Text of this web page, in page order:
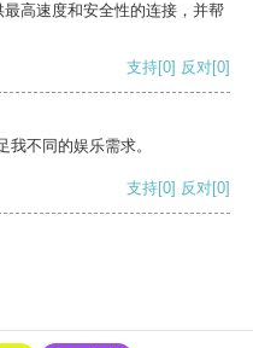
高速度和安全性的连接，并帮
支持[0] 反对[0]
不同的娱乐需求。
支持[0] 反对[0]